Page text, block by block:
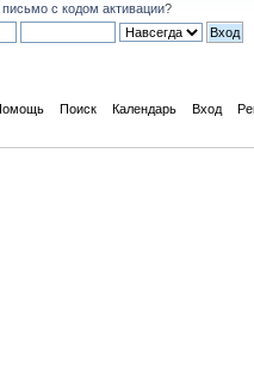
письмо с кодом активации?
Поиск Календарь Вход